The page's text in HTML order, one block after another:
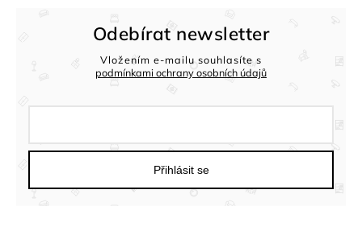
Odebírat newsletter
Vložením e-mailu souhlasíte s
podmínkami ochrany osobních údajů
Přihlásit se